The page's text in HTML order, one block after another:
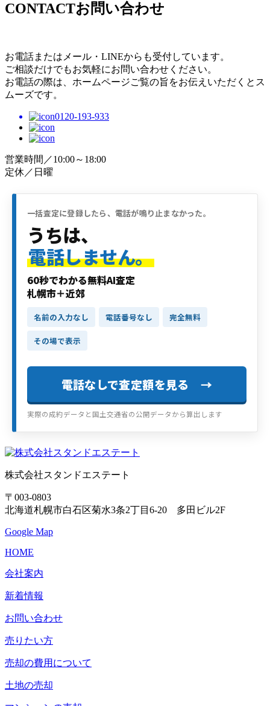
CONTACTお問い合わせ
お電話またはメール・LINEからも受付しています。
ご相談だけでもお気軽にお問い合わせください。
お電話の際は、ホームページご覧の旨をお伝えいただくとス
ムーズです。
0120-193-933
営業時間／10:00～18:00
定休／日曜
一括査定に登録したら、電話が鳴り止まなかった。
うちは、
電話しません。
60秒でわかる無料AI査定
札幌市＋近郊
名前の入力なし 電話番号なし 完全無料
その場で表示
電話なしで査定額を見る →
実際の成約データと国土交通省の公開データから算出します
株式会社スタンドエステート
〒003-0803
北海道札幌市白石区菊水3条2丁目6-20 多田ビル2F
Google Map
HOME
会社案内
新着情報
お問い合わせ
売りたい方
売却の費用について
土地の売却